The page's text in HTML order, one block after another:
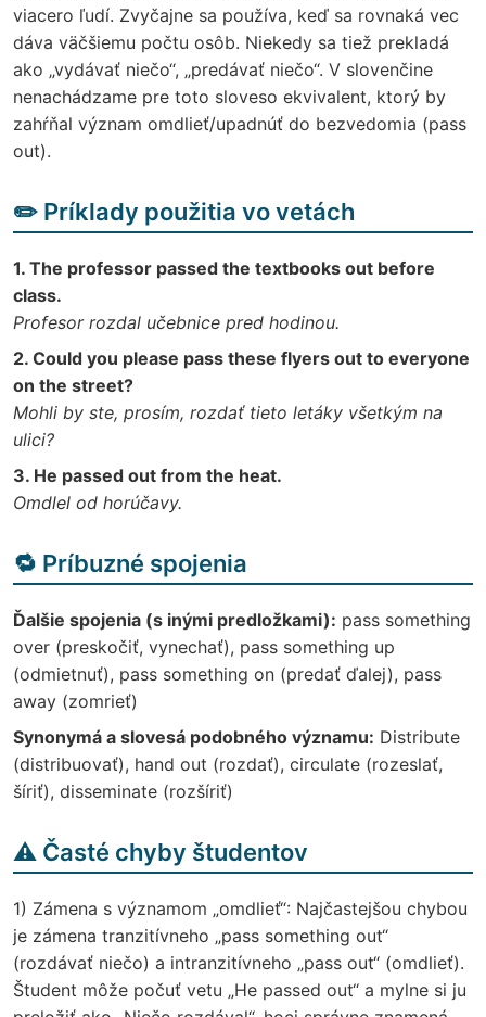
viacero ľudí. Zvyčajne sa používa, keď sa rovnaká vec
dáva väčšiemu počtu osôb. Niekedy sa tiež prekladá
ako „vydávať niečo“, „predávať niečo“. V slovenčine
nenachádzame pre toto sloveso ekvivalent, ktorý by
zahŕňal význam omdlieť/upadnúť do bezvedomia (pass
out).
✏️ Príklady použitia vo vetách
1. The professor passed the textbooks out before
class.
Profesor rozdal učebnice pred hodinou.
2. Could you please pass these flyers out to everyone
on the street?
Mohli by ste, prosím, rozdať tieto letáky všetkým na
ulici?
3. He passed out from the heat.
Omdlel od horúčavy.
🔁 Príbuzné spojenia
Ďalšie spojenia (s inými predložkami): pass something
over (preskočiť, vynechať), pass something up
(odmietnuť), pass something on (predať ďalej), pass
away (zomrieť)
Synonymá a slovesá podobného významu: Distribute
(distribuovať), hand out (rozdať), circulate (rozeslať,
šíriť), disseminate (rozšíriť)
⚠️ Časté chyby študentov
1) Zámena s významom „omdlieť“: Najčastejšou chybou
je zámena tranzitívneho „pass something out“
(rozdávať niečo) a intranzitívneho „pass out“ (omdlieť).
Študent môže počuť vetu „He passed out“ a mylne si ju